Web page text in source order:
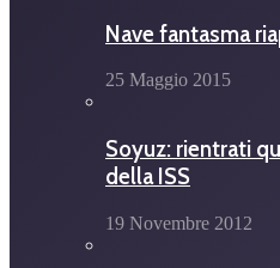
Nave fantasma
25 Maggio 2015
Soyuz: rientrati
della ISS
19 Novembre 2012